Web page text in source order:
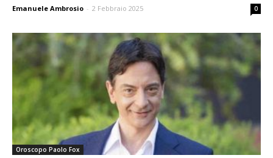
Emanuele Ambrosio - 2 Febbraio 2025 0
Oroscopo Paolo Fox